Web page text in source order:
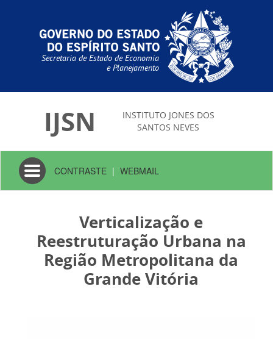
Secretaria de Estado de Economia
e Planejamento
IJSN
INSTITUTO JONES DOS
SANTOS NEVES
Toggle
navigation
CONTRASTE | WEBMAIL
Verticalização e
Reestruturação Urbana na
Região Metropolitana da
Grande Vitória